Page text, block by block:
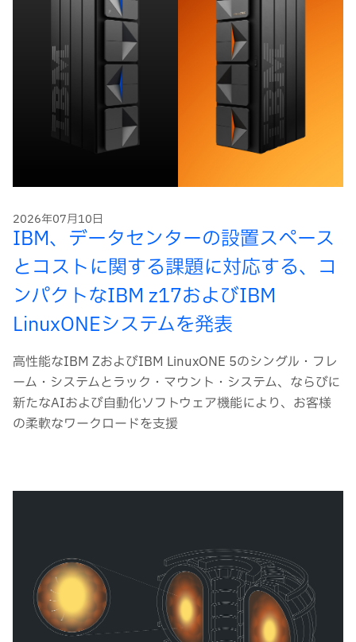
2026年07月10日
IBM、データセンターの設置スペース
とコストに関する課題に対応する、コ
ンパクトなIBM z17およびIBM
LinuxONEシステムを発表
高性能なIBM ZおよびIBM LinuxONE 5のシングル・フレ
ーム・システムとラック・マウント・システム、ならびに
新たなAIおよび自動化ソフトウェア機能により、お客様
の柔軟なワークロードを支援